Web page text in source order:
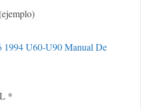
1994 U60-U90 Manual De
*